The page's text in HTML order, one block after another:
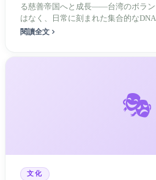
る慈善帝国へと成長——台湾のボラ
はなく、日常に刻まれた集合的な
閱讀全文
🎭
文化